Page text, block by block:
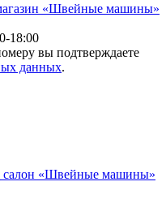
магазин «Швейные машины»
18:00
вы подтверждаете
данных.
салон «Швейные машины»